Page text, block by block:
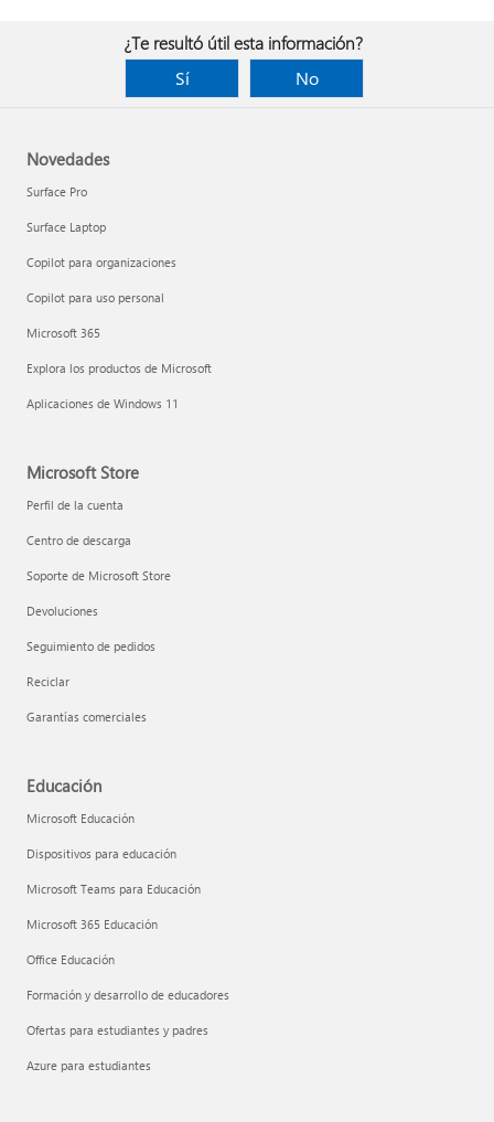
¿Te resultó útil esta información?
Sí
No
Novedades
Surface Pro
Surface Laptop
Copilot para organizaciones
Copilot para uso personal
Microsoft 365
Explora los productos de Microsoft
Aplicaciones de Windows 11
Microsoft Store
Perfil de la cuenta
Centro de descarga
Soporte de Microsoft Store
Devoluciones
Seguimiento de pedidos
Reciclar
Garantías comerciales
Educación
Microsoft Educación
Dispositivos para educación
Microsoft Teams para Educación
Microsoft 365 Educación
Office Educación
Formación y desarrollo de educadores
Ofertas para estudiantes y padres
Azure para estudiantes